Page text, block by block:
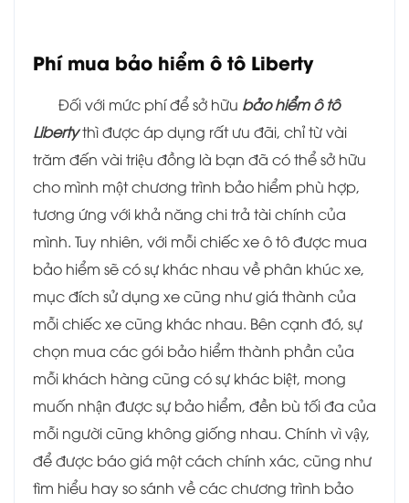
Phí mua bảo hiểm ô tô Liberty
Đối với mức phí để sở hữu bảo hiểm ô tô
Libertythì được áp dụng rất ưu đãi, chỉ từ vài
trăm đến vài triệu đồng là bạn đã có thể sở hữu
cho mình một chương trình bảo hiểm phù hợp,
tương ứng với khả năng chi trả tài chính của
mình. Tuy nhiên, với mỗi chiếc xe ô tô được mua
bảo hiểm sẽ có sự khác nhau về phân khúc xe,
mục đích sử dụng xe cũng như giá thành của
mỗi chiếc xe cũng khác nhau. Bên cạnh đó, sự
chọn mua các gói bảo hiểm thành phần của
mỗi khách hàng cũng có sự khác biệt, mong
muốn nhận được sự bảo hiểm, đền bù tối đa của
mỗi người cũng không giống nhau. Chính vì vậy,
để được báo giá một cách chính xác, cũng như
tìm hiểu hay so sánh về các chương trình bảo